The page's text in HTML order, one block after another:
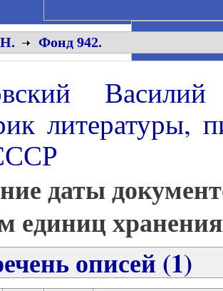
Фонд 942.
литературы,
даты
единиц
описей (1)